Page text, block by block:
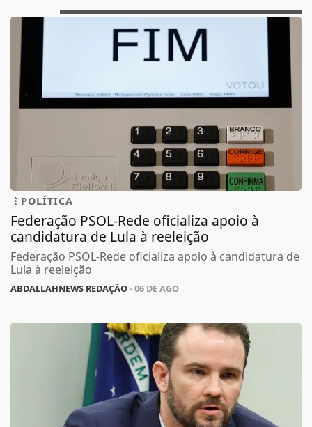
POLÍTICA
Federação PSOL-Rede oficializa apoio à
candidatura de Lula à reeleição
Federação PSOL-Rede oficializa apoio à candidatura de
Lula à reeleição
ABDALLAHNEWS REDAÇÃO- 06 DE AGO